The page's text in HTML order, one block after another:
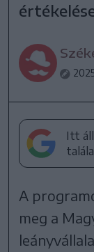
Itt
A
meg a